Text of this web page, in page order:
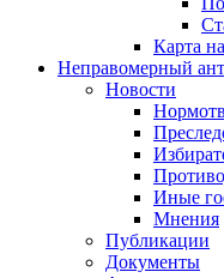
Карта
Неправомерный
Новости
Иные
Мнения
Публикации
Документы